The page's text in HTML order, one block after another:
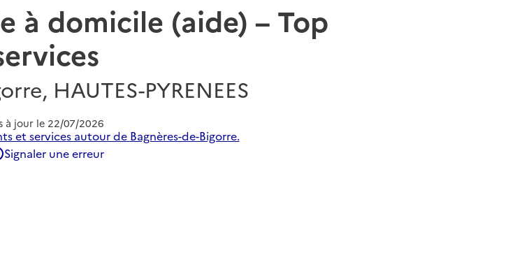
à domicile (aide) – Top
HAUTES-PYRENEES
à jour le 22/07/2026
et services autour de Bagnères-de-Bigorre.
Signaler une erreur